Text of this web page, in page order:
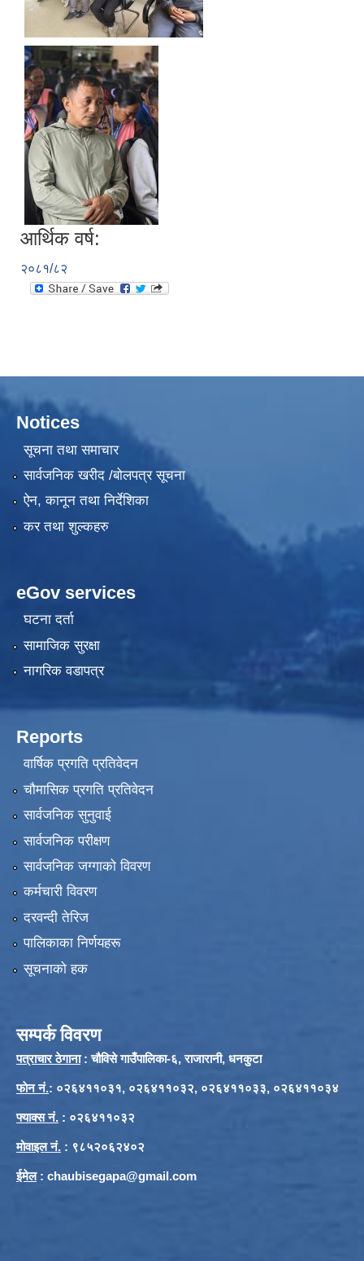
आर्थिक वर्ष:
२०८१/८२
Notices
सूचना तथा समाचार
सार्वजनिक खरीद /बोलपत्र सूचना
ऐन, कानून तथा निर्देशिका
कर तथा शुल्कहरु
eGov services
घटना दर्ता
सामाजिक सुरक्षा
नागरिक वडापत्र
Reports
वार्षिक प्रगति प्रतिवेदन
चौमासिक प्रगति प्रतिवेदन
सार्वजनिक सुनुवाई
सार्वजनिक परीक्षण
सार्वजनिक जग्गाको विवरण
कर्मचारी विवरण
दरवन्दी तेरिज
पालिकाका निर्णयहरू
सूचनाको हक
सम्पर्क विवरण
पत्राचार ठेगाना: चौविसे गाउँपालिका-६, राजारानी, धनकुटा
फाेन नं.: ०२६४११०३१, ०२६४११०३२, ०२६४११०३३, ०२६४११०३४
फ्याक्स नं. : ०२६४११०३२
मोवाइल नं. : ९८५२०६२४०२
ईमेल: chaubisegapa@gmail.com